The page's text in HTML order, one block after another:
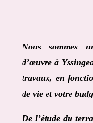
Nous sommes
d’œuvre à
travaux, en
de vie et votre
De l’étude du